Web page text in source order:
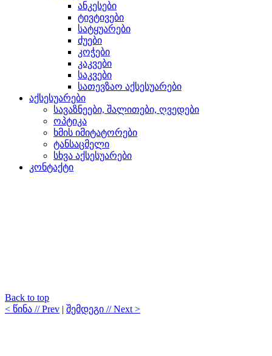
ანკესები
ტივტივები
სატყუარები
ძუები
კოჭები
კაკვები
საკვები
სათევზაო აქსესუარები
აქსესუარები
სავაზნეები, შალითები, ღვედები
ოპტიკა
ხმის იმიტატორები
ტანსაცმელი
სხვა აქსესუარები
კონტაქტი
Back to top
< წინა // Prev | შემდეგი // Next >